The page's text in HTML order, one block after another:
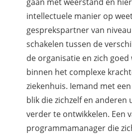
intellectuele manier op
gesprekspartner van
schakelen tussen de
de organisatie en zich goed
binnen het complexe
ziekenhuis. Iemand met
blik die zichzelf en anderen
verder te ontwikkelen. Een
programmamanager die